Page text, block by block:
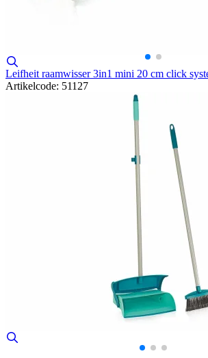
Leifheit raamwisser 3in1 mini 20 cm click
Artikelcode: 51127